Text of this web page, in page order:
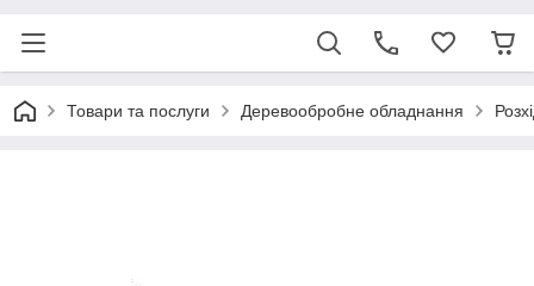
Товари та послуги Деревообробне обладнання